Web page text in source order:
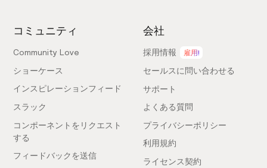
コミュニティ
Community Love
ショーケース
インスピレーションフィード
スラック
コンポーネントをリクエスト
する
フィードバックを送信
会社
採用情報 雇用!
セールスに問い合わせる
サポート
よくある質問
プライバシーポリシー
利用規約
ライセンス契約